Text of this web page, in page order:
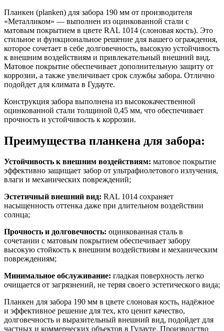
Планкен (planken) для забора 190 мм от производителя
«Металликом» — выполнен из оцинкованной стали с
матовым покрытием в цвете RAL 1014 (слоновая кость). Это
стильное и функциональное решение для вашего ограждения,
которое сочетает в себе долговечность, высокую устойчивость
к внешним воздействиям и привлекательный внешний вид.
Матовое покрытие обеспечивает дополнительную защиту от
коррозии, а также увеличивает срок службы забора. Отлично
подойдет для климата в Гудауте.
Конструкция забора выполнена из высококачественной
оцинкованной стали толщиной 0,45 мм, что обеспечивает
прочность и устойчивость к коррозии.
Преимущества планкена для забора:
Устойчивость к внешним воздействиям: матовое покрытие
эффективно защищает забор от ультрафиолетового излучения,
влаги и механических повреждений;
Эстетичный внешний вид: RAL 1014 сохраняет
насыщенность оттенка даже при длительном воздействии
солнца;
Прочность и долговечность: оцинкованная сталь в
сочетании с матовым покрытием обеспечивает забору
высокую стойкость к внешним воздействиям и механическим
повреждениям;
Минимальное обслуживание: гладкая поверхность легко
очищается от загрязнений, не теряя своего эстетического вида;
Планкен для забора 190 мм в цвете слоновая кость, надёжное
и эффективное решение для тех, кто ценит качество,
долговечность и выразительный внешний вид, подойдет для
частных и коммерческих объектов в Гудауте. Производство